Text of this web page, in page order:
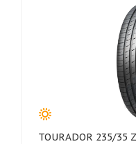
TOURADOR 235/35 ZR19 91W XL X SPEED TU1,